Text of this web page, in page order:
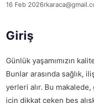
16 Feb 2026
Giriş
Günlük yaşamımızın
Bunlar arasında sağlık,
yerleri alır. Bu makalede,
için dikkat çeken beş